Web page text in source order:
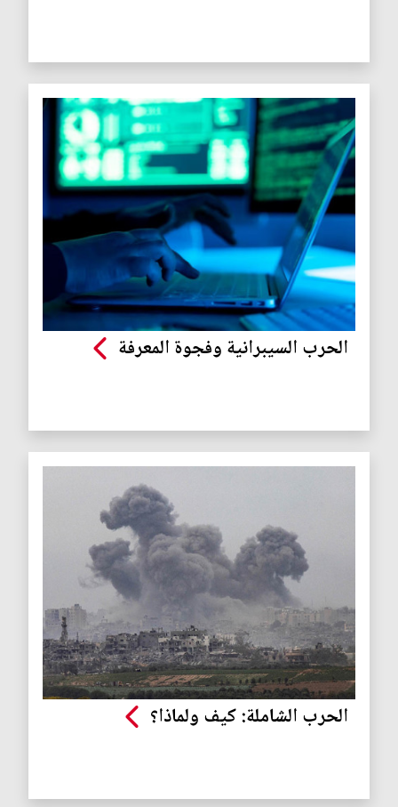
الحرب السيبرانية وفجوة المعرفة
الحرب الشاملة: كيف ولماذا؟